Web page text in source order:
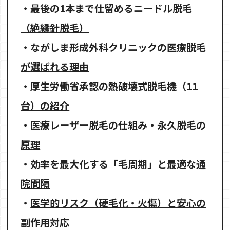
・最後の1本まで仕留めるニードル脱毛
（絶縁針脱毛）
・ ながしま形成外科クリニックの医療脱毛
が選ばれる理由
・厚生労働省承認の熱破壊式脱毛機（11
台）の紹介
・ 医療レーザー脱毛の仕組み・永久脱毛の
原理
・ 効率を最大化する「毛周期」と最適な通
院間隔
・ 医学的リスク（硬毛化・火傷）と安心の
副作用対応